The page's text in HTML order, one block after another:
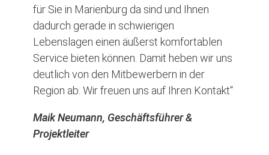
für Sie in Marienburg da sind und Ihnen
dadurch gerade in schwierigen
Lebenslagen einen äußerst komfortablen
Service bieten können. Damit heben wir uns
deutlich von den Mitbewerbern in der
Region ab. Wir freuen uns auf Ihren Kontakt“
Maik Neumann, Geschäftsführer &
Projektleiter